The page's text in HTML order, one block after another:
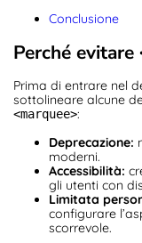
Conclusione
Perché evitare
Prima di entrare nel
sottolineare alcune
<marquee>:
Deprecazione:
moderni.
Accessibilità:
gli utenti con
Limitata
configurare
scorrevole.